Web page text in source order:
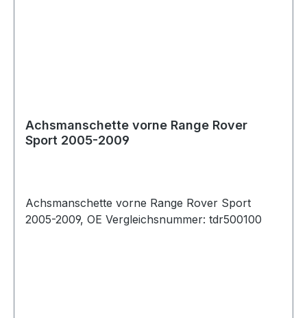
Achsmanschette vorne Range Rover
Sport 2005-2009
Achsmanschette vorne Range Rover Sport
2005-2009, OE Vergleichsnummer: tdr500100